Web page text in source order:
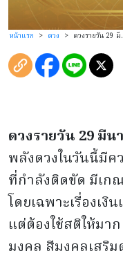
หน้าแรก > ดวง > ดวงรายวัน 29
ดวงรายวัน 29มีน
พลังดวงในวันนี้มีค
ที่กำลังติดขัด มีเก
โดยเฉพาะเรื่องเงิ
แต่ต้องใช้สติให้มา
มงคล สีมงคลเสริม